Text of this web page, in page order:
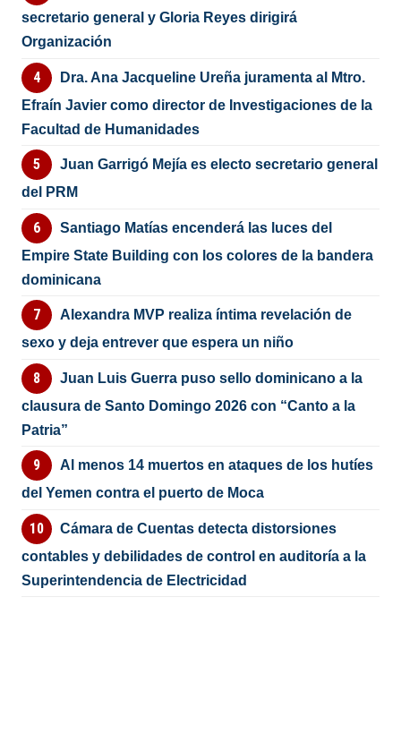
secretario general y Gloria Reyes dirigirá
Organización
Dra. Ana Jacqueline Ureña juramenta al Mtro.
Efraín Javier como director de Investigaciones de la
Facultad de Humanidades
Juan Garrigó Mejía es electo secretario general
del PRM
Santiago Matías encenderá las luces del
Empire State Building con los colores de la bandera
dominicana
Alexandra MVP realiza íntima revelación de
sexo y deja entrever que espera un niño
Juan Luis Guerra puso sello dominicano a la
clausura de Santo Domingo 2026 con “Canto a la
Patria”
Al menos 14 muertos en ataques de los hutíes
del Yemen contra el puerto de Moca
Cámara de Cuentas detecta distorsiones
contables y debilidades de control en auditoría a la
Superintendencia de Electricidad